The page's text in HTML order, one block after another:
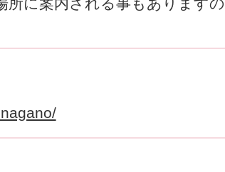
に案内される事もあります